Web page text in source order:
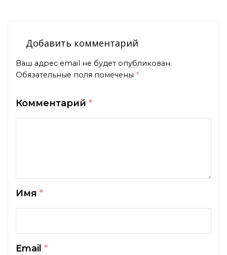
Добавить комментарий
Ваш адрес email не будет опубликован.
Обязательные поля помечены *
Комментарий *
Имя *
Email *